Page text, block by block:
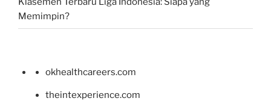
Memimpin?
okhealthcareers.com
theintexperience.com